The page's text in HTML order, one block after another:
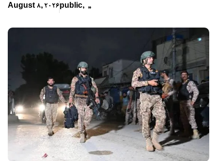
August 8, 2026 public, ,,